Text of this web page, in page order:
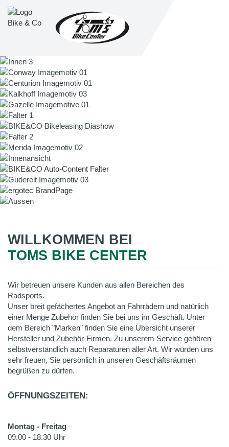
WILLKOMMEN BEI
TOMS BIKE CENTER
Wir betreuen unsere Kunden aus allen Bereichen des
Radsports.
Unser breit gefächertes Angebot an Fahrrädern und natürlich
einer Menge Zubehör finden Sie bei uns im Geschäft. Unter
dem Bereich "Marken" finden Sie eine Übersicht unserer
Hersteller und Zubehör-Firmen. Zu unserem Service gehören
selbstverständlich auch Reparaturen aller Art. Wir würden uns
sehr freuen, Sie persönlich in unseren Geschäftsräumen
begrüßen zu dürfen.
ÖFFNUNGSZEITEN:
Montag - Freitag
09.00 - 18.30 Uhr